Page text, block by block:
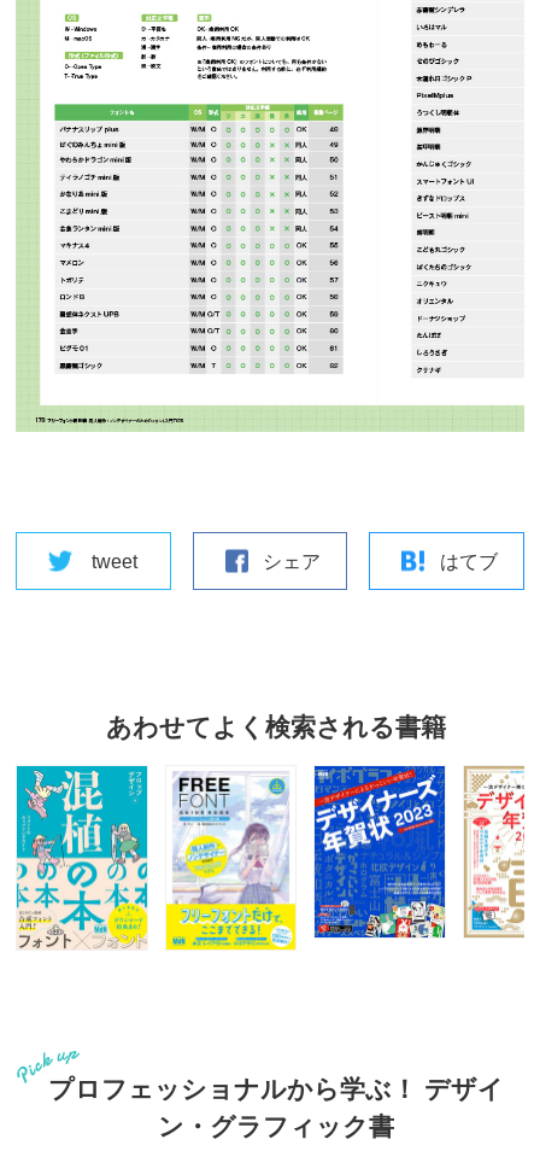
tweet シェア はてブ
あわせてよく検索される書籍
プロフェッショナルから学ぶ！ デザイ
ン・グラフィック書